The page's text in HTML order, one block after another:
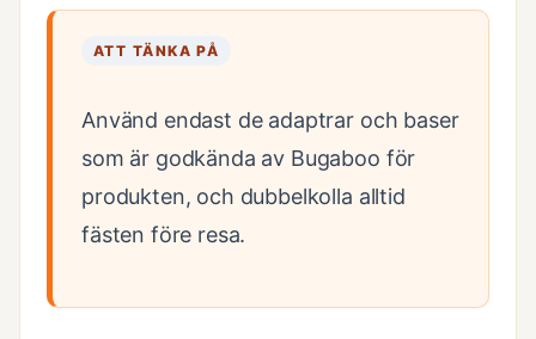
ATT TÄNKA PÅ
Använd endast de adaptrar och baser
som är godkända av Bugaboo för
produkten, och dubbelkolla alltid
fästen före resa.